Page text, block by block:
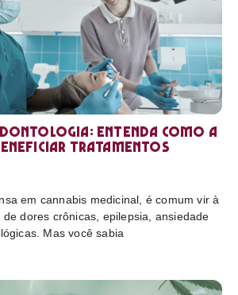
entenda como a
tratamentos
em cannabis medicinal, é comum vir à
dores crônicas, epilepsia, ansiedade
Mas você sabia